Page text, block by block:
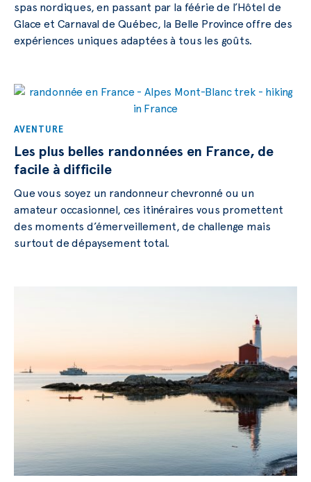
spas nordiques, en passant par la féérie de l’Hôtel de
Glace et Carnaval de Québec, la Belle Province offre des
expériences uniques adaptées à tous les goûts.
AVENTURE
Les plus belles randonnées en France, de
facile à difficile
Que vous soyez un randonneur chevronné ou un
amateur occasionnel, ces itinéraires vous promettent
des moments d’émerveillement, de challenge mais
surtout de dépaysement total.